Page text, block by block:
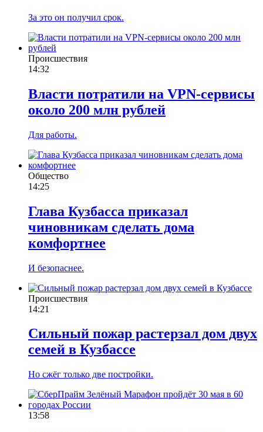
За это он получил срок.
Происшествия
14:32
Власти потратили на VPN-сервисы
около 200 млн рублей
Для работы.
Общество
14:25
Глава Кузбасса приказал
чиновникам сделать дома
комфортнее
И безопаснее.
Происшествия
14:21
Сильный пожар растерзал дом двух
семей в Кузбассе
Но сжёг только две постройки.
13:58